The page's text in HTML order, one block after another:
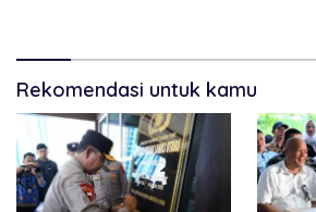
Rekomendasi untuk kamu